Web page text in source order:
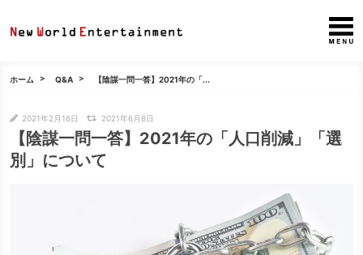
ホーム Q&A 【陰謀一問一答】2021年の「...
2021年2月16日 2021年6月8日
【陰謀一問一答】2021年の「人口削減」「選
別」について